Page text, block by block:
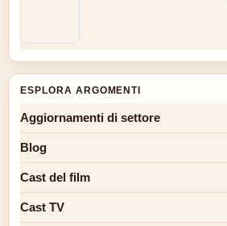
ESPLORA ARGOMENTI
Aggiornamenti di settore
Blog
Cast del film
Cast TV